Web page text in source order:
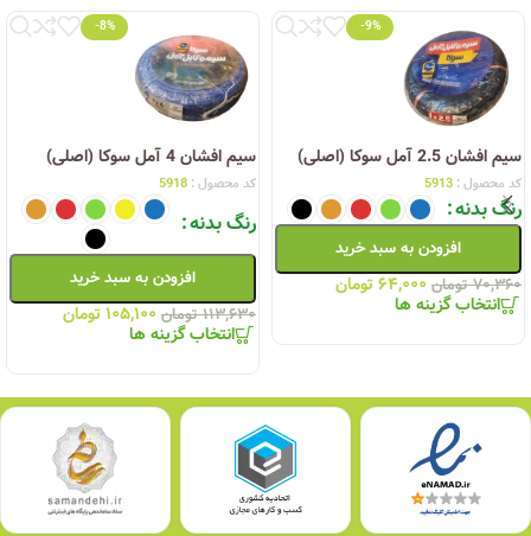
-9%
سیم افشان 2.5 آمل سوکا (اصلی)
کد محصول : 5913
رنگ بدنه
افزودن به سبد خرید
۷۰,۳۶۰ تومان ۶۴,۰۰۰تومان
انتخاب گزینه ها
-8%
سیم افشان 4 آمل سوکا (اصلی)
کد محصول : 5918
رنگ بدنه
افزودن به سبد خرید
۱۱۳,۶۳۰ تومان ۱۰۵,۱۰۰ تومان
انتخاب گزینه ها